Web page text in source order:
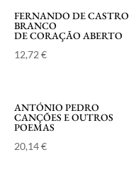
FERNANDO DE CASTRO
BRANCO
DE CORAÇÃO ABERTO
12,72 €
ANTÓNIO PEDRO
CANÇÕES E OUTROS
POEMAS
20,14€